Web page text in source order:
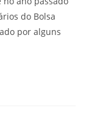
do Bolsa
por alguns